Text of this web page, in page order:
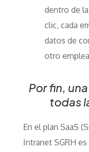
dentro de
clic, cada
datos de
otro
Por fin,
todas
En el plan SaaS
Intranet SGRH